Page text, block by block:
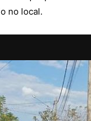
OK
no local.